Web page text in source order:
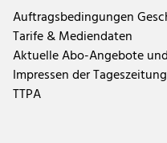
Auftragsbedingungen
Tarife & Mediendaten
Aktuelle Abo-Angebote
Impressen der
TTPA